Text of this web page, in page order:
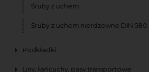
Śruby z uchem
Śruby z uchem nierdzewne DIN 580
Podkładki
Liny, łańcuchy, pasy transportowe